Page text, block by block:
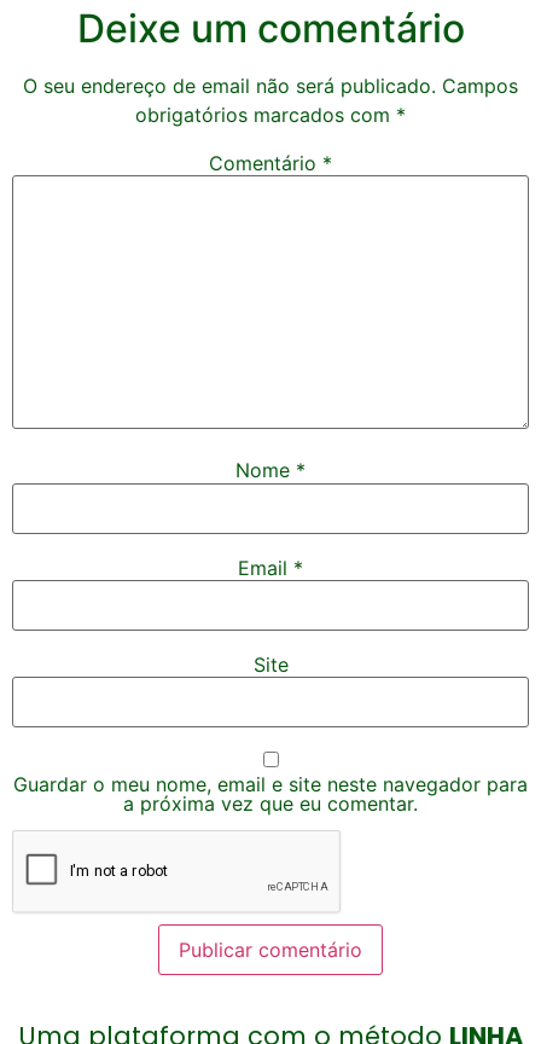
Deixe um comentário
O seu endereço de email não será publicado. Campos
obrigatórios marcados com *
Comentário *
Nome *
Email *
Site
Guardar o meu nome, email e site neste navegador para
a próxima vez que eu comentar.
Uma plataforma com o método LINHA